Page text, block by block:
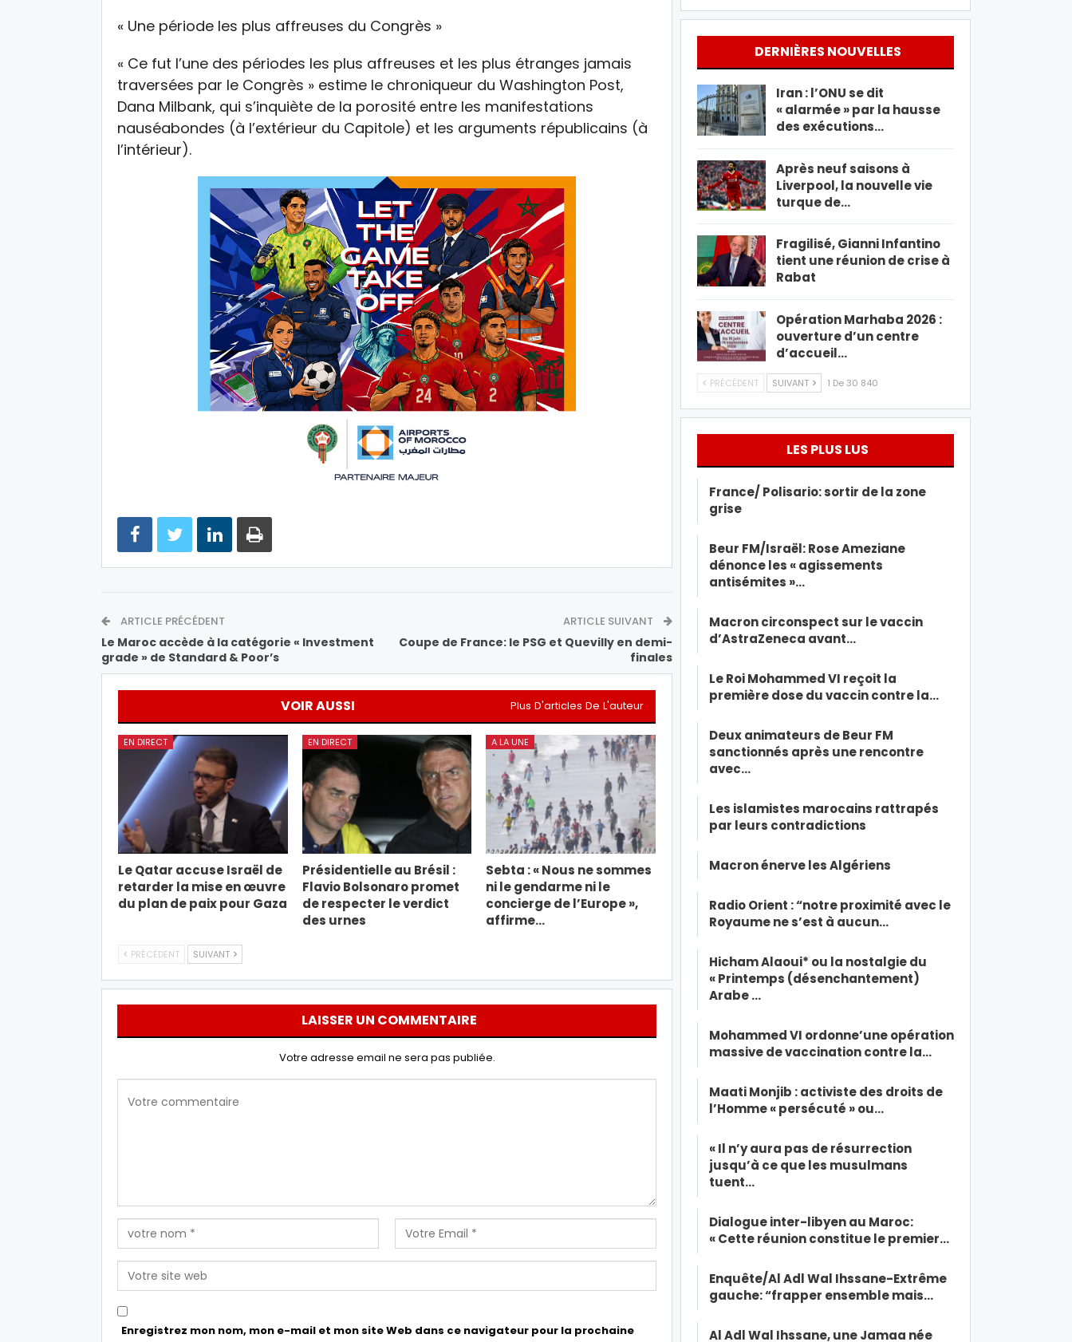
« Une période les plus affreuses du Congrès »
« Ce fut l’une des périodes les plus affreuses et les plus étranges jamais
traversées par le Congrès » estime le chroniqueur du Washington Post,
Dana Milbank, qui s’inquiète de la porosité entre les manifestations
nauséabondes (à l’extérieur du Capitole) et les arguments républicains (à
l’intérieur).
ARTICLE PRÉCÉDENT
Le Maroc accède à la catégorie « Investment
grade » de Standard & Poor’s
ARTICLE SUIVANT
Coupe de France: le PSG et Quevilly en demi-
finales
VOIR AUSSI Plus D'articles De L'auteur
EN DIRECT
Le Qatar accuse Israël de
retarder la mise en œuvre
du plan de paix pour Gaza
EN DIRECT
Présidentielle au Brésil :
Flavio Bolsonaro promet
de respecter le verdict
des urnes
A LA UNE
Sebta : « Nous ne sommes
ni le gendarme ni le
concierge de l’Europe »,
affirme…
PRÉCÉDENT SUIVANT
LAISSER UN COMMENTAIRE
Votre adresse email ne sera pas publiée.
Enregistrez mon nom, mon e-mail et mon site Web dans ce navigateur pour la prochaine
DERNIÈRES NOUVELLES
Iran : l’ONU se dit
« alarmée » par la hausse
des exécutions…
Après neuf saisons à
Liverpool, la nouvelle vie
turque de…
Fragilisé, Gianni Infantino
tient une réunion de crise à
Rabat
Opération Marhaba 2026 :
ouverture d’un centre
d’accueil…
PRÉCÉDENT SUIVANT 1 De 30 840
LES PLUS LUS
France/ Polisario: sortir de la zone
grise
Beur FM/Israël: Rose Ameziane
dénonce les « agissements
antisémites »…
Macron circonspect sur le vaccin
d’AstraZeneca avant…
Le Roi Mohammed VI reçoit la
première dose du vaccin contre la…
Deux animateurs de Beur FM
sanctionnés après une rencontre
avec…
Les islamistes marocains rattrapés
par leurs contradictions
Macron énerve les Algériens
Radio Orient : “notre proximité avec le
Royaume ne s’est à aucun…
Hicham Alaoui* ou la nostalgie du
« Printemps (désenchantement)
Arabe …
Mohammed VI ordonne’une opération
massive de vaccination contre la…
Maati Monjib : activiste des droits de
l’Homme « persécuté » ou…
« Il n’y aura pas de résurrection
jusqu’à ce que les musulmans
tuent…
Dialogue inter-libyen au Maroc:
« Cette réunion constitue le premier…
Enquête/Al Adl Wal Ihssane-Extrême
gauche: “frapper ensemble mais…
Al Adl Wal Ihssane, une Jamaa née